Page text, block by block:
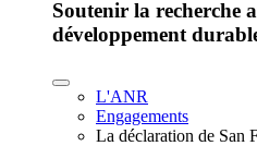
Soutenir la recherche
développement
L'ANR
Engagements
La déclaration de San